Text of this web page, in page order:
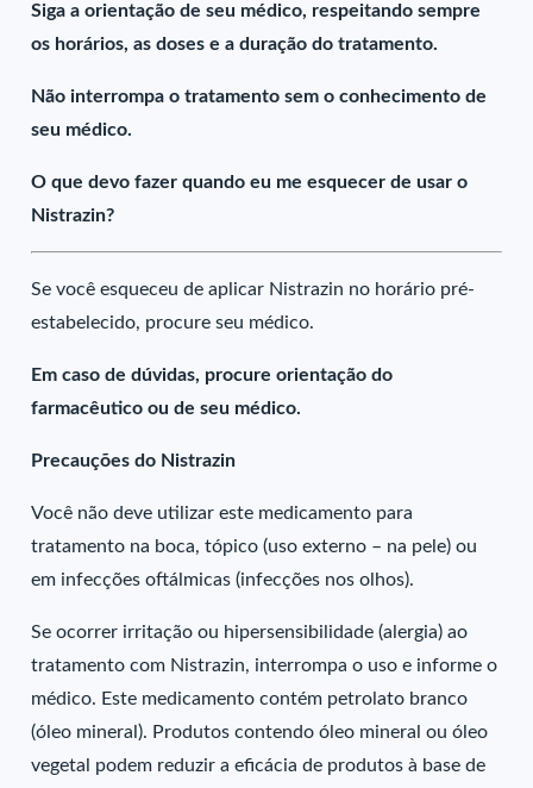
Siga a orientação de seu médico, respeitando sempre
os horários, as doses e a duração do tratamento.
Não interrompa o tratamento sem o conhecimento de
seu médico.
O que devo fazer quando eu me esquecer de usar o
Nistrazin?
Se você esqueceu de aplicar Nistrazin no horário pré-
estabelecido, procure seu médico.
Em caso de dúvidas, procure orientação do
farmacêutico ou de seu médico.
Precauções do Nistrazin
Você não deve utilizar este medicamento para
tratamento na boca, tópico (uso externo – na pele) ou
em infecções oftálmicas (infecções nos olhos).
Se ocorrer irritação ou hipersensibilidade (alergia) ao
tratamento com Nistrazin, interrompa o uso e informe o
médico. Este medicamento contém petrolato branco
(óleo mineral). Produtos contendo óleo mineral ou óleo
vegetal podem reduzir a eficácia de produtos à base de